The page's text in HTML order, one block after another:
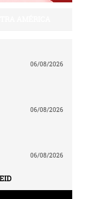
06/08/2026
06/08/2026
06/08/2026